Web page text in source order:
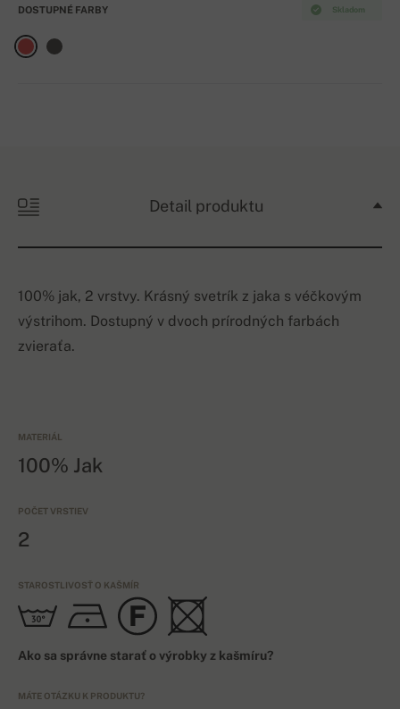
Skladom
DOSTUPNÉ FARBY
Detail produktu
100% jak, 2 vrstvy. Krásný svetrík z jaka s véčkovým
výstrihom. Dostupný v dvoch prírodných farbách
zvieraťa.
MATERIÁL
100% Jak
POČET VRSTIEV
2
STAROSTLIVOSŤ O KAŠMÍR
Ako sa správne starať o výrobky z kašmíru?
MÁTE OTÁZKU K PRODUKTU?